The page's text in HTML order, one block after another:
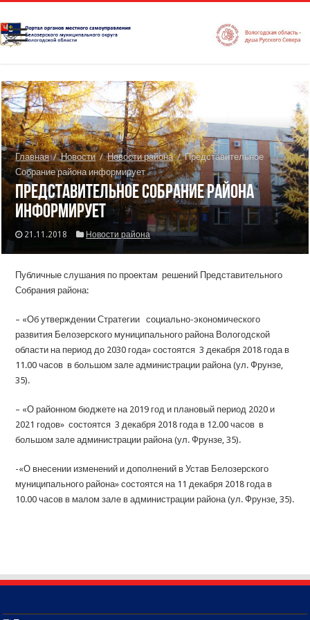
Главная / Новости / Новости района / Представительное
Собрание района информирует
Представительное Собрание района
информирует
21.11.2018 Новости района
Публичные слушания по проектам решений Представительного
Собрания района:
– «Об утверждении Стратегии социально-экономического
развития Белозерского муниципального района Вологодской
области на период до 2030 года» состоятся 3 декабря 2018 года в
11.00 часов в большом зале администрации района (ул. Фрунзе,
35).
– «О районном бюджете на 2019 год и плановый период 2020 и
2021 годов» состоятся 3 декабря 2018 года в 12.00 часов в
большом зале администрации района (ул. Фрунзе, 35).
-«О внесении изменений и дополнений в Устав Белозерского
муниципального района» состоятся на 11 декабря 2018 года в
10.00 часов в малом зале в администрации района (ул. Фрунзе, 35).